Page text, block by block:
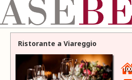
45.000 €
Ristorante a Viareggio
100